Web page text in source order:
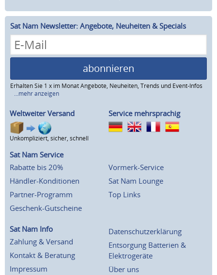
Sat Nam Newsletter: Angebote, Neuheiten & Specials
abonnieren
Erhalten Sie 1 x im Monat Angebote, Neuheiten, Trends und Event-Infos
...mehr anzeigen
Weltweiter Versand
Unkompliziert, sicher, schnell
Service mehrsprachig
Sat Nam Service
Rabatte bis 20%
Händler-Konditionen
Partner-Programm
Geschenk-Gutscheine
Vormerk-Service
Sat Nam Lounge
Top Links
Sat Nam Info
Zahlung & Versand
Kontakt & Beratung
Impressum
Datenschutzerklärung
Entsorgung Batterien &
Elektrogeräte
Über uns